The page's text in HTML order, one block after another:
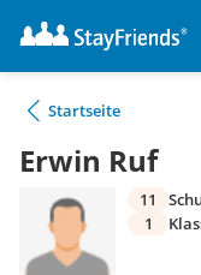
Startseite
Erwin Ruf
11
1